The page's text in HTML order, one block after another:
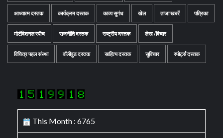
आध्यात्म दस्तक कार्यक्रम दस्तक काव्य सुगंध खेल ताजा खबरें पत्रिका
मोटीवेशनल स्पीच राजनीति दस्तक राष्ट्रीय दस्तक लेख /विचार
विचित्र पहल संस्था वॉलीवुड दस्तक साहित्य दस्तक सुविचार स्पोर्ट्स दस्तक
This Month : 6765